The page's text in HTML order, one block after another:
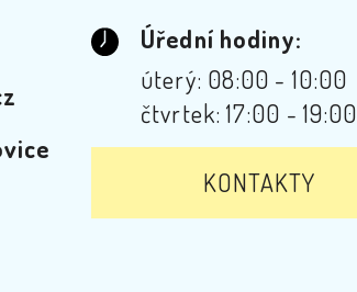
Úřední hodiny:
úterý: 08:00 - 10:00
čtvrtek: 17:00 - 19:00
KONTAKTY